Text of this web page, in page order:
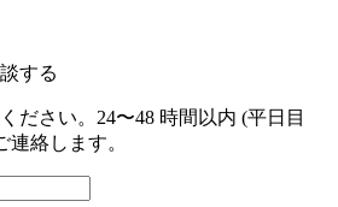
する
ださい。24〜48 時間以内 (平日目
絡します。